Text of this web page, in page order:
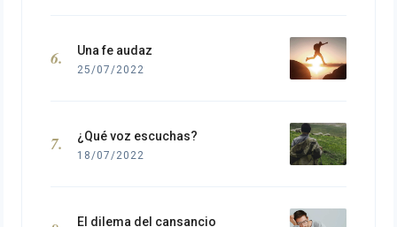
Una fe audaz
25/07/2022
¿Qué voz escuchas?
18/07/2022
El dilema del cansancio